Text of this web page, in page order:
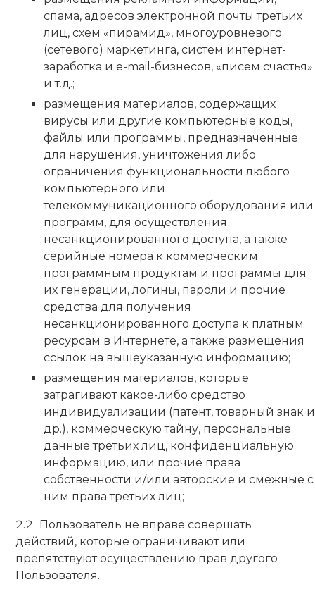
спама, адресов электронной почты третьих
лиц, схем «пирамид», многоуровневого
(сетевого) маркетинга, систем интернет-
заработка и e-mail-бизнесов, «писем счастья»
и т.д.;
размещения материалов, содержащих
вирусы или другие компьютерные коды,
файлы или программы, предназначенные
для нарушения, уничтожения либо
ограничения функциональности любого
компьютерного или
телекоммуникационного оборудования или
программ, для осуществления
несанкционированного доступа, а также
серийные номера к коммерческим
программным продуктам и программы для
их генерации, логины, пароли и прочие
средства для получения
несанкционированного доступа к платным
ресурсам в Интернете, а также размещения
ссылок на вышеуказанную информацию;
размещения материалов, которые
затрагивают какое-либо средство
индивидуализации (патент, товарный знак и
др.), коммерческую тайну, персональные
данные третьих лиц, конфиденциальную
информацию, или прочие права
собственности и/или авторские и смежные с
ним права третьих лиц;
Пользователь не вправе совершать
действий, которые ограничивают или
препятствуют осуществлению прав другого
Пользователя.